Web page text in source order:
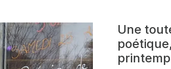
Une